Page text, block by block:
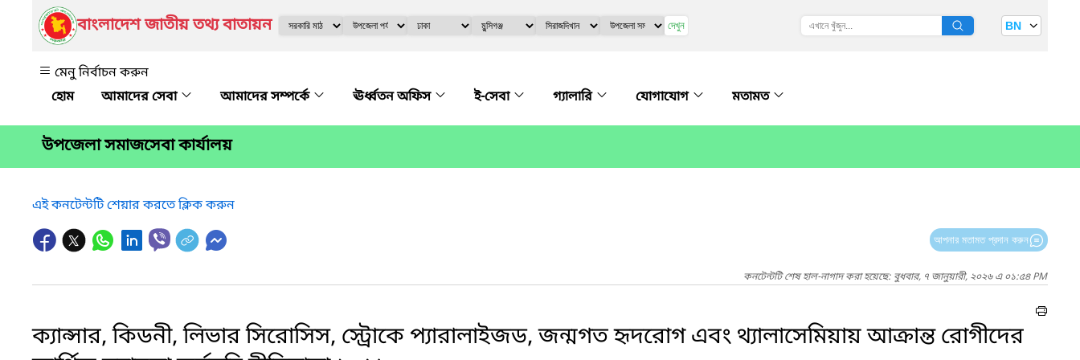
বাংলাদেশ জাতীয় তথ্য বাতায়ন দেখুন BN
মেনু নির্বাচন করুন
আমাদের সেবা
আমাদের সম্পর্কে ঊর্ধ্বতন অফিস ই-সেবা গ্যালারি যোগাযোগ মতামত
উপজেলা সমাজসেবা কার্যালয়
এই কনটেন্টটি শেয়ার করতে ক্লিক করুন
আপনার মতামত প্রদান করুন
কনটেন্টটি শেষ হাল-নাগাদ করা হয়েছে: বুধবার, ৭ জানুয়ারী, ২০২৬ এ ০১:৫৪ PM
ক্যান্সার, কিডনী, লিভার সিরোসিস, স্ট্রোকে প্যারালাইজড, জন্মগত হৃদরোগ এবং থ্যালাসেমিয়ায় আক্রান্ত রোগীদের